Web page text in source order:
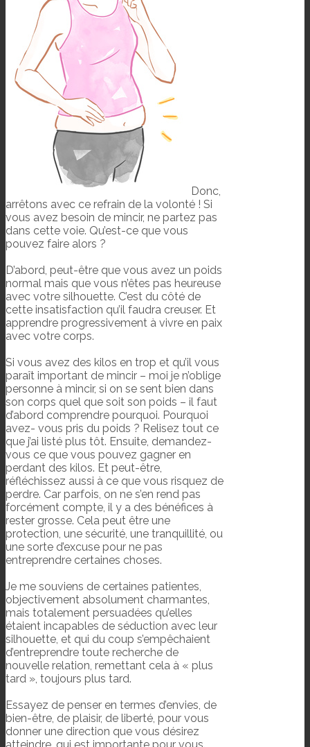
Donc,
arrêtons avec ce refrain de la volonté ! Si
vous avez besoin de mincir, ne partez pas
dans cette voie. Qu’est-ce que vous
pouvez faire alors ?
D’abord, peut-être que vous avez un poids
normal mais que vous n’êtes pas heureuse
avec votre silhouette. C’est du côté de
cette insatisfaction qu’il faudra creuser. Et
apprendre progressivement à vivre en paix
avec votre corps.
Si vous avez des kilos en trop et qu’il vous
paraît important de mincir – moi je n’oblige
personne à mincir, si on se sent bien dans
son corps quel que soit son poids – il faut
d’abord comprendre pourquoi. Pourquoi
avez- vous pris du poids ? Relisez tout ce
que j’ai listé plus tôt. Ensuite, demandez-
vous ce que vous pouvez gagner en
perdant des kilos. Et peut-être,
réfléchissez aussi à ce que vous risquez de
perdre. Car parfois, on ne s’en rend pas
forcément compte, il y a des bénéfices à
rester grosse. Cela peut être une
protection, une sécurité, une tranquillité, ou
une sorte d’excuse pour ne pas
entreprendre certaines choses.
Je me souviens de certaines patientes,
objectivement absolument charmantes,
mais totalement persuadées qu’elles
étaient incapables de séduction avec leur
silhouette, et qui du coup s’empêchaient
d’entreprendre toute recherche de
nouvelle relation, remettant cela à « plus
tard », toujours plus tard.
Essayez de penser en termes d’envies, de
bien-être, de plaisir, de liberté, pour vous
donner une direction que vous désirez
atteindre, qui est importante pour vous.